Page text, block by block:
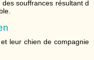
souffrances résultant d
leur chien de compagnie